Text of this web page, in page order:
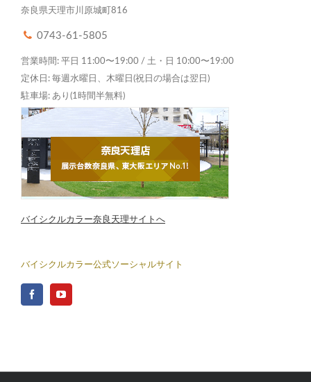
奈良県天理市川原城町816
0743-61-5805
営業時間: 平日 11:00〜19:00 / 土・日 10:00〜19:00
定休日: 毎週水曜日、木曜日(祝日の場合は翌日)
駐車場: あり(1時間半無料)
バイシクルカラー奈良天理サイトへ
バイシクルカラー公式ソーシャルサイト